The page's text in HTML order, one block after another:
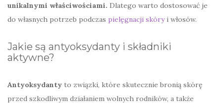
unikalnymi właściwościami. Dlatego warto dostosować je
do własnych potrzeb podczas pielęgnacji skóryi włosów.
Jakie są antyoksydanty i składniki
aktywne?
Antyoksydanty to związki, które skutecznie bronią skórę
przed szkodliwym działaniem wolnych rodników, a także